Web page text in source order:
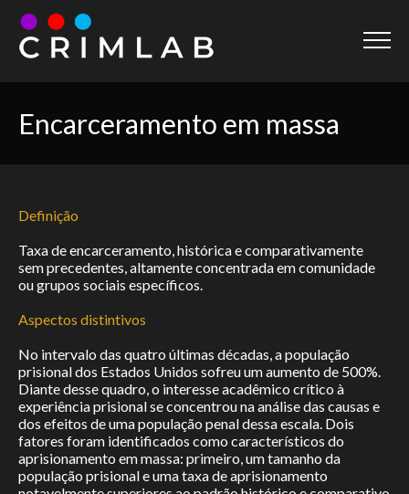
Home
Dictionary
Projetos
Projects
Atlas
Leitura
Encarceramento em massa
Definição
Taxa de encarceramento, histórica e comparativamente
sem precedentes, altamente concentrada em comunidade
ou grupos sociais específicos.
Aspectos distintivos
No intervalo das quatro últimas décadas, a população
prisional dos Estados Unidos sofreu um aumento de 500%.
Diante desse quadro, o interesse acadêmico crítico à
experiência prisional se concentrou na análise das causas e
dos efeitos de uma população penal dessa escala. Dois
fatores foram identificados como característicos do
aprisionamento em massa: primeiro, um tamanho da
população prisional e uma taxa de aprisionamento